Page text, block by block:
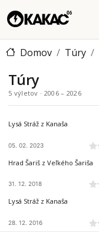
Domov Túry
Túry
5 výletov · 2006 – 2026
ŠARIŠ
Lysá Stráž z Kanaša
05. 02. 2023
ŠARIŠ
Hrad Šariš z Veľkého Šariša
31. 12. 2018
ŠARIŠ
Lysá Stráž z Kanaša
28. 12. 2016